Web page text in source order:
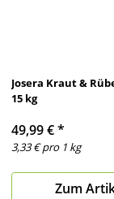
Josera Kraut &
15 kg
49,99 €*
3,33 € pro 1 kg
Zum